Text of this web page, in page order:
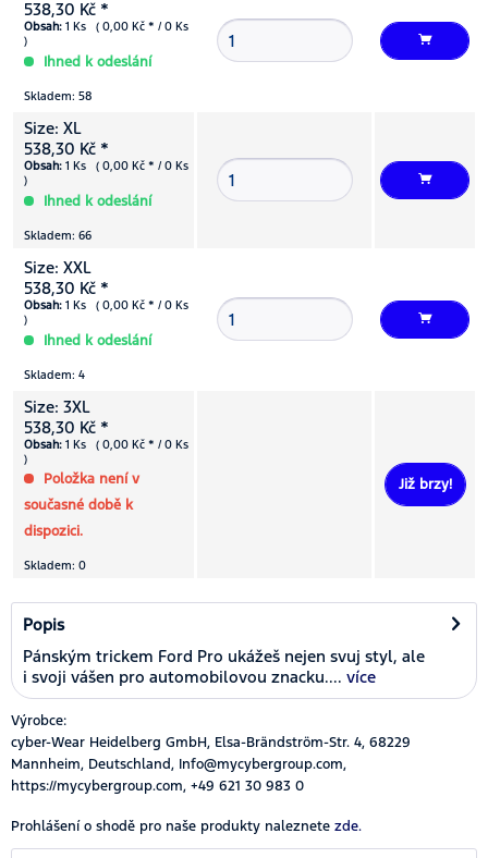
538,30 Kč *
Obsah: 1 Ks ( 0,00 Kč * / 0 Ks
)
Ihned k odeslání
Skladem: 58
Size: XL
538,30 Kč *
Obsah: 1 Ks ( 0,00 Kč * / 0 Ks
)
Ihned k odeslání
Skladem: 66
Size: XXL
538,30 Kč *
Obsah: 1 Ks ( 0,00 Kč * / 0 Ks
)
Ihned k odeslání
Skladem: 4
Size: 3XL
538,30 Kč *
Obsah: 1 Ks ( 0,00 Kč * / 0 Ks
)
Položka není v
současné době k
dispozici.
Skladem: 0
Již brzy!
Popis
Pánským trickem Ford Pro ukážeš nejen svuj styl, ale
i svoji vášen pro automobilovou znacku.... více
Výrobce:
cyber-Wear Heidelberg GmbH, Elsa-Brändström-Str. 4, 68229
Mannheim, Deutschland, Info@mycybergroup.com,
https://mycybergroup.com, +49 621 30 983 0
Prohlášení o shodě pro naše produkty naleznete zde.